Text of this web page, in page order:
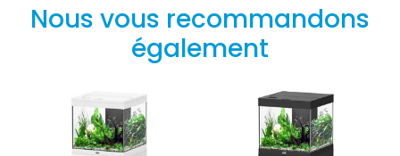
Nous vous recommandons
également